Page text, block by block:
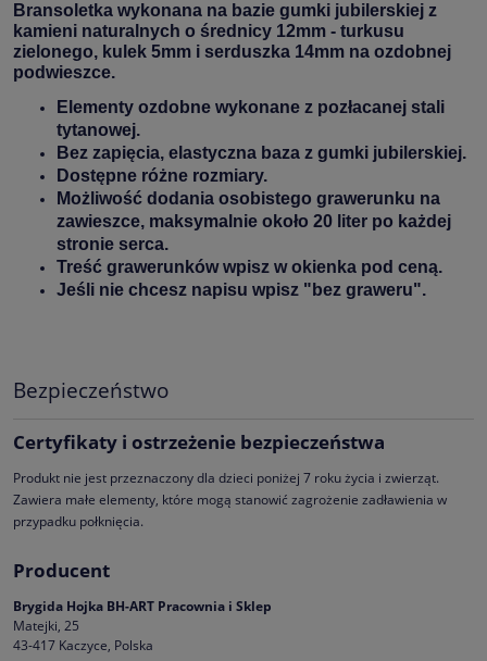
Bransoletka wykonana na bazie gumki jubilerskiej z
kamieni naturalnych o średnicy 12mm - turkusu
zielonego, kulek 5mm i serduszka 14mm na ozdobnej
podwieszce.
Elementy ozdobne wykonane z pozłacanej stali
tytanowej.
Bez zapięcia, elastyczna baza z gumki jubilerskiej.
Dostępne różne rozmiary.
Możliwość dodania osobistego grawerunku na
zawieszce, maksymalnie około 20 liter po każdej
stronie serca.
Treść grawerunków wpisz w okienka pod ceną.
Jeśli nie chcesz napisu wpisz "bez graweru".
Bezpieczeństwo
Certyfikaty i ostrzeżenie bezpieczeństwa
Produkt nie jest przeznaczony dla dzieci poniżej 7 roku życia i zwierząt.
Zawiera małe elementy, które mogą stanowić zagrożenie zadławienia w
przypadku połknięcia.
Producent
Brygida Hojka BH-ART Pracownia i Sklep
Matejki, 25
43-417 Kaczyce, Polska